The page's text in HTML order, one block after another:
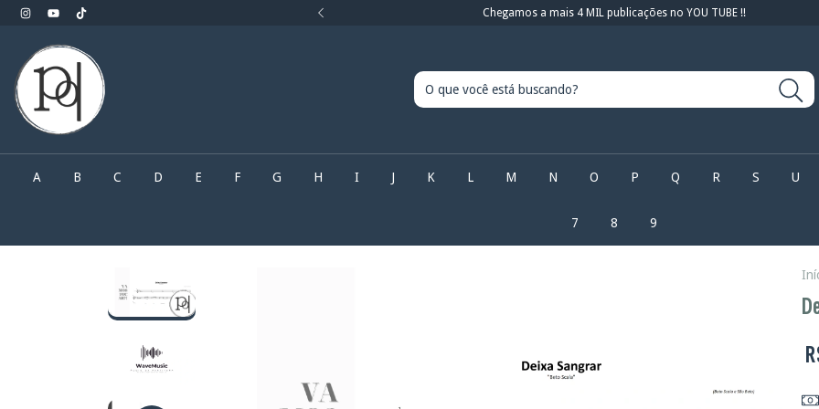
Faça o seu pedido pelo What'sApp Chegamos a mais 4 MIL publicações no YOU TUBE !!
A B C D E F G H I J K L M N O P Q R S U
7 8 9